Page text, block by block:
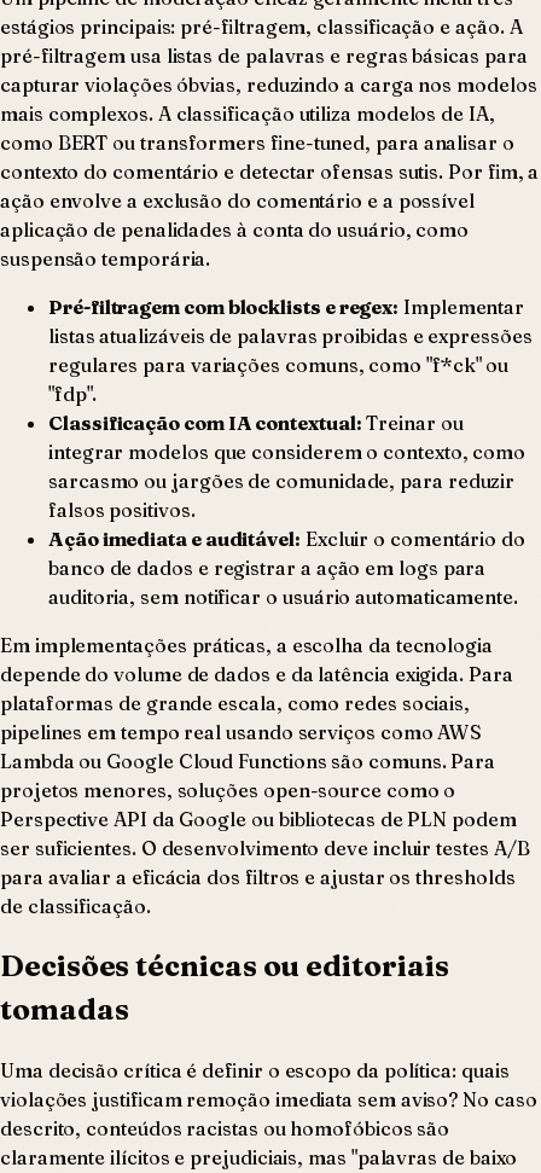
estágios principais: pré-filtragem, classificação e ação. A
pré-filtragem usa listas de palavras e regras básicas para
capturar violações óbvias, reduzindo a carga nos modelos
mais complexos. A classificação utiliza modelos de IA,
como BERT ou transformers fine-tuned, para analisar o
contexto do comentário e detectar ofensas sutis. Por fim, a
ação envolve a exclusão do comentário e a possível
aplicação de penalidades à conta do usuário, como
suspensão temporária.
Pré-filtragem com blocklists e regex: Implementar
listas atualizáveis de palavras proibidas e expressões
regulares para variações comuns, como "f*ck" ou
"fdp".
Classificação com IA contextual: Treinar ou
integrar modelos que considerem o contexto, como
sarcasmo ou jargões de comunidade, para reduzir
falsos positivos.
Ação imediata e auditável: Excluir o comentário do
banco de dados e registrar a ação em logs para
auditoria, sem notificar o usuário automaticamente.
Em implementações práticas, a escolha da tecnologia
depende do volume de dados e da latência exigida. Para
plataformas de grande escala, como redes sociais,
pipelines em tempo real usando serviços como AWS
Lambda ou Google Cloud Functions são comuns. Para
projetos menores, soluções open-source como o
Perspective API da Google ou bibliotecas de PLN podem
ser suficientes. O desenvolvimento deve incluir testes A/B
para avaliar a eficácia dos filtros e ajustar os thresholds
de classificação.
Decisões técnicas ou editoriais
tomadas
Uma decisão crítica é definir o escopo da política: quais
violações justificam remoção imediata sem aviso? No caso
descrito, conteúdos racistas ou homofóbicos são
claramente ilícitos e prejudiciais, mas "palavras de baixo